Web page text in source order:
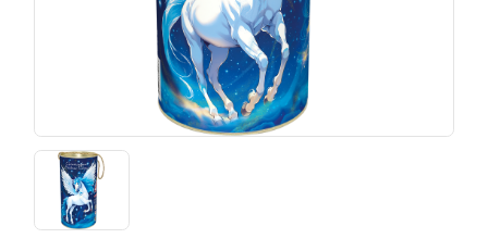
О КОМПАНИИ
ОТЗЫВЫ
КОНТАКТЫ